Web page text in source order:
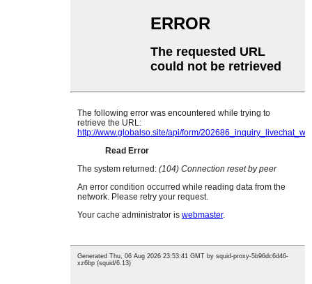
Swahili
Tajik
Telugu
Ukrainian
Urdu
Welsh
Xhosa
Yiddish
Tatar
Oriya